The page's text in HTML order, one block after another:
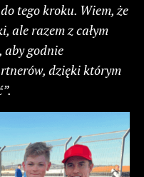
tego kroku. Wiem, że
ale razem z całym
aby godnie
dzięki którym